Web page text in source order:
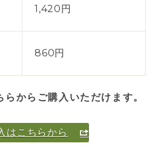
1,420円
860円
からご購入いただけます。
はこちらから